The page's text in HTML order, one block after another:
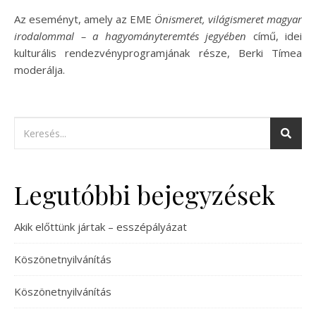
Az eseményt, amely az EME Önismeret, világismeret magyar
irodalommal – a hagyományteremtés jegyében című, idei
kulturális rendezvényprogramjának része, Berki Tímea
moderálja.
Legutóbbi bejegyzések
Akik előttünk jártak – esszépályázat
Köszönetnyilvánítás
Köszönetnyilvánítás